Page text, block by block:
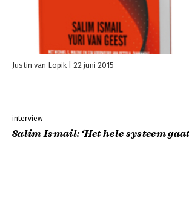
Justin van Lopik 22 juni 2015
interview
Salim Ismail: ‘Het hele systeem gaat